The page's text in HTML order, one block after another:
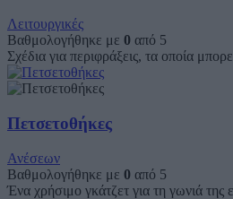
Λειτουργικές
Βαθμολογήθηκε με 0 από 5
Σχέδια για περιφράξεις, τα οποία
Πετσετοθήκες
Ανέσεων
Βαθμολογήθηκε με 0 από 5
Ένα χρήσιμο γκάτζετ για τη γωνιά